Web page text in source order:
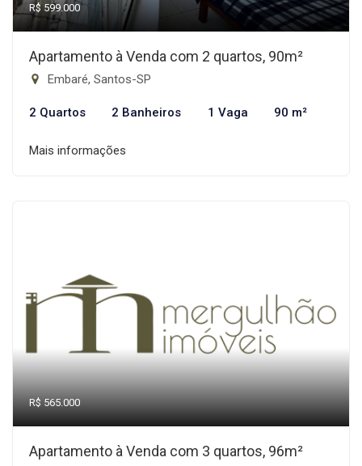
R$ 599.000
Apartamento à Venda com 2 quartos, 90m²
Embaré, Santos-SP
2 Quartos 2 Banheiros 1 Vaga 90 m²
Mais informações
R$ 565.000
Apartamento à Venda com 3 quartos, 96m²